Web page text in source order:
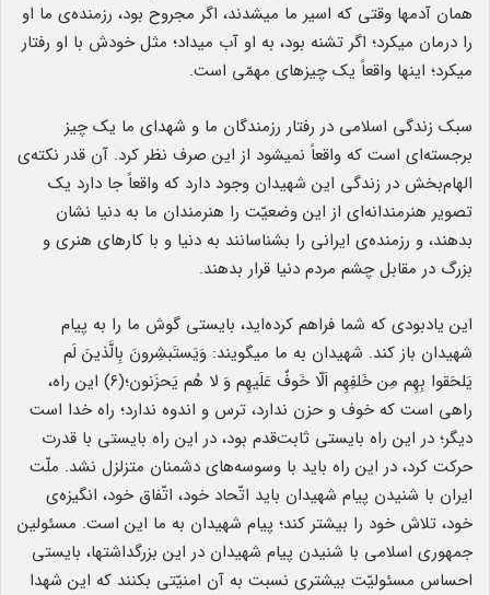
همان آدمها وقتی که اسیر ما میشدند، اگر مجروح بود، رزمنده‌ی ما او
را درمان میکرد؛ اگر تشنه بود، به او آب میداد؛ مثل خودش با او رفتار
میکرد؛ اینها واقعاً یک چیزهای مهمّی است.
سبک زندگی اسلامی در رفتار رزمندگان ما و شهدای ما یک چیز
برجسته‌ای است که واقعاً نمیشود از این صرف نظر کرد. آن قدر نکته‌ی
الهام‌بخش در زندگی این شهیدان وجود دارد که واقعاً جا دارد یک
تصویر هنرمندانه‌ای از این وضعیّت را هنرمندان ما به دنیا نشان
بدهند، و رزمنده‌ی ایرانی را بشناسانند به دنیا و با کارهای هنری و
بزرگ در مقابل چشم مردم دنیا قرار بدهند.
این یادبودی که شما فراهم کرده‌اید، بایستی گوش ما را به پیام
شهیدان باز کند. شهیدان به ما میگویند: وَیَستَبشِرونَ بِالَّذینَ لَم
یَلحَقوا بِهِم مِن خَلفِهِم اَلّا خَوفٌ عَلَیهِم وَ لا هُم یَحزَنون؛(۶) این راه،
راهی است که خوف و حزن ندارد، ترس و اندوه ندارد؛ راه خدا است
دیگر؛ در این راه بایستی ثابت‌قدم بود، در این راه بایستی با قدرت
حرکت کرد، در این راه باید با وسوسه‌های دشمنان متزلزل نشد. ملّت
ایران با شنیدن پیام شهیدان باید اتّحاد خود، اتّفاق خود، انگیزه‌ی
خود، تلاش خود را بیشتر کند؛ پیام شهیدان به ما این است. مسئولین
جمهوری اسلامی با شنیدن پیام شهیدان در این بزرگداشتها، بایستی
احساس مسئولیّت بیشتری نسبت به آن امنیّتی بکنند که این شهدا